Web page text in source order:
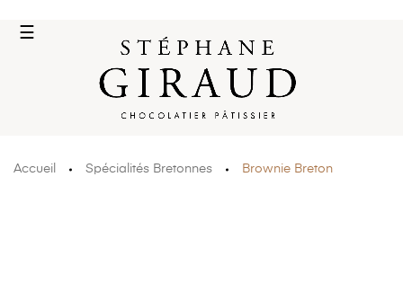
Basculer
navigation
☰
Accueil Spécialités Bretonnes Brownie Breton